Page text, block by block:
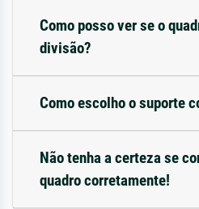
Como posso ver se o
divisão?
Como escolho o suporte
Não tenha a certeza se
quadro corretamente!